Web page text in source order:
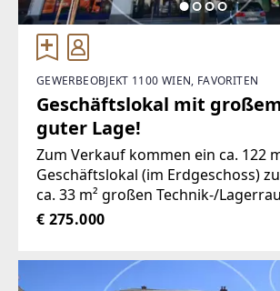
GEWERBEOBJEKT 1100 WIEN, FAVORITEN
Geschäftslokal mit
guter Lage!
Zum Verkauf kommen ein ca. 122
Geschäftslokal (im Erdgeschoss)
ca. 33 m² großen Technik-/
Kellergeschoss) in mittlerer
€ 275.000